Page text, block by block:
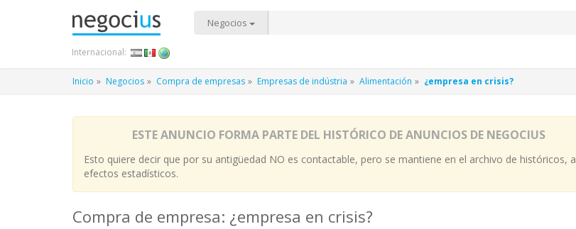
Negocios
Internacional:
Inicio Negocios Compra de empresas Empresas de indústria Alimentación ¿empresa en crisis?
ESTE ANUNCIO FORMA PARTE DEL HISTÓRICO DE ANUNCIOS DE NEGOCIUS
Esto quiere decir que por su antigüedad NO es contactable, pero se mantiene en el archivo de históricos, a
efectos estadísticos.
Compra de empresa: ¿empresa en crisis?